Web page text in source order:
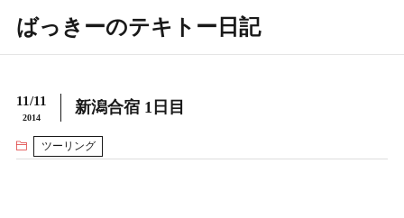
ばっきーのテキトー日記
11/11
2014
新潟合宿 1日目
ツーリング